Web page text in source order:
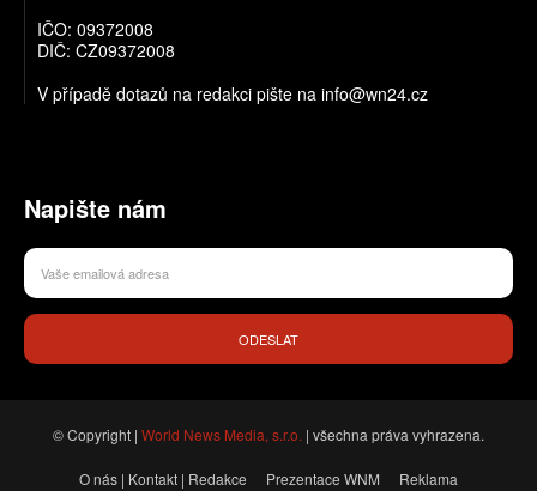
IČO: 09372008
DIČ: CZ09372008
V případě dotazů na redakci pište na info@wn24.cz
Napište nám
ODESLAT
© Copyright | World News Media, s.r.o. | všechna práva vyhrazena.
O nás | Kontakt | Redakce Prezentace WNM Reklama